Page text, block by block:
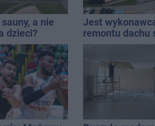
a nie
dzieci?
Jest
remontu dachu
gimastycznej